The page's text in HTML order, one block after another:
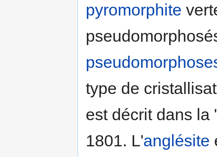
pyromorphite
type de
est décrit dans la
1801. L'anglésite